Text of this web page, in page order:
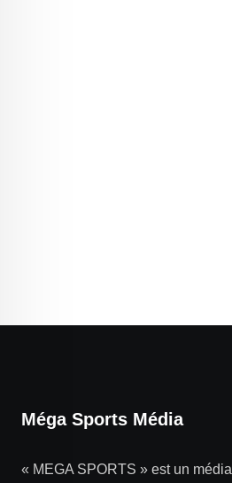
Méga Sports Média
« MEGA SPORTS » est un média